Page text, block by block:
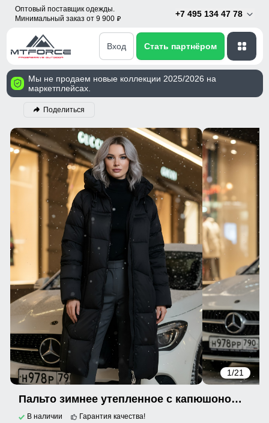
Оптовый поставщик одежды.
Минимальный заказ от 9 900 p
+7 495 134 47 78
Вход Стать партнёром
Мы не продаем новые коллекции 2025/2026 на
маркетплейсах.
Поделиться
1/21
Пальто зимнее утепленное с капюшоном женское черного цвета 7702Ch
В наличии Гарантия качества!